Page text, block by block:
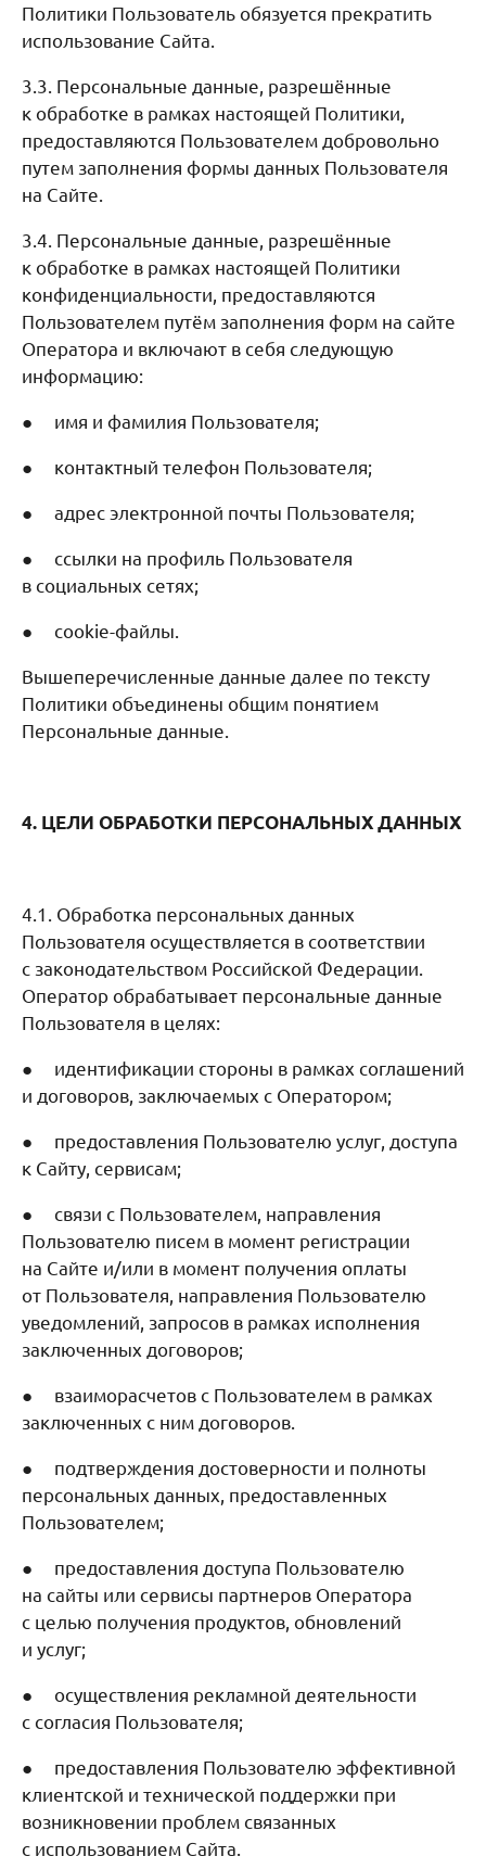
Политики Пользователь обязуется прекратить
использование Сайта.
3.3. Персональные данные, разрешённые
к обработке в рамках настоящей Политики,
предоставляются Пользователем добровольно
путем заполнения формы данных Пользователя
на Сайте.
3.4. Персональные данные, разрешённые
к обработке в рамках настоящей Политики
конфиденциальности, предоставляются
Пользователем путём заполнения форм на сайте
Оператора и включают в себя следующую
информацию:
● имя и фамилия Пользователя;
● контактный телефон Пользователя;
● адрес электронной почты Пользователя;
● ссылки на профиль Пользователя
в социальных сетях;
● cookie-файлы.
Вышеперечисленные данные далее по тексту
Политики объединены общим понятием
Персональные данные.
4. ЦЕЛИ ОБРАБОТКИ ПЕРСОНАЛЬНЫХ ДАННЫХ
4.1. Обработка персональных данных
Пользователя осуществляется в соответствии
с законодательством Российской Федерации.
Оператор обрабатывает персональные данные
Пользователя в целях:
● идентификации стороны в рамках соглашений
и договоров, заключаемых с Оператором;
● предоставления Пользователю услуг, доступа
к Сайту, сервисам;
● связи с Пользователем, направления
Пользователю писем в момент регистрации
на Сайте и/или в момент получения оплаты
от Пользователя, направления Пользователю
уведомлений, запросов в рамках исполнения
заключенных договоров;
● взаиморасчетов с Пользователем в рамках
заключенных с ним договоров.
● подтверждения достоверности и полноты
персональных данных, предоставленных
Пользователем;
● предоставления доступа Пользователю
на сайты или сервисы партнеров Оператора
с целью получения продуктов, обновлений
и услуг;
● осуществления рекламной деятельности
с согласия Пользователя;
● предоставления Пользователю эффективной
клиентской и технической поддержки при
возникновении проблем связанных
с использованием Сайта.